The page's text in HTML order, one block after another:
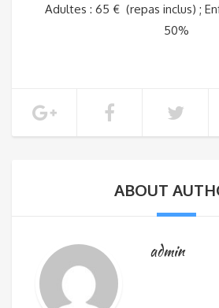
Adultes : 65 € (repas inclus) ;
50%
ABOUT
admin